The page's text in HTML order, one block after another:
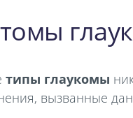
типы глаукомы
вызванные